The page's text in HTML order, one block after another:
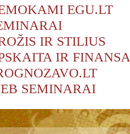
EGU.LT
IR STILIUS
IR
SEMINARAI